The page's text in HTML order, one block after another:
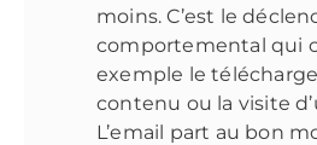
moins. C’est le
comportemental qui
exemple le
contenu ou la visite
L’email part au bon